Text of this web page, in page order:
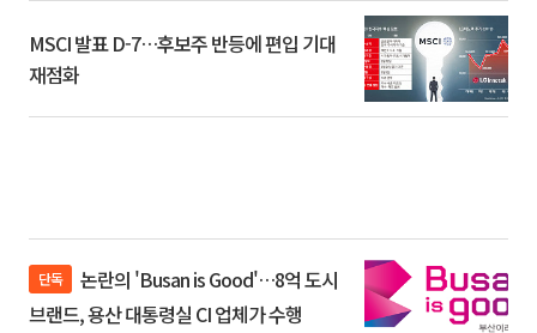
MSCI 발표 D-7…후보주 반등에 편입 기대
재점화
단독
브랜드, 용산 대통령실 CI 업체가 수행